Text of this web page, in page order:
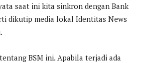
saat ini kita sinkron dengan Bank
dikutip media lokal Identitas News
BSM ini. Apabila terjadi ada